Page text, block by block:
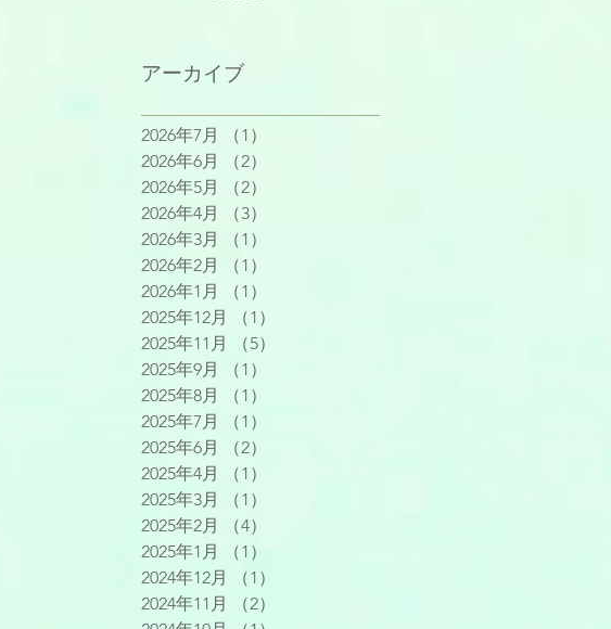
アーカイブ
2026年7月 （1）
2026年6月
（2）
2026年5月
（2）
2026年4月
（3）
2026年3月
（1）
2026年2月
（1）
2026年1月
（1）
2025年12月
（1）
2025年11月
（5）
2025年9月
（1）
2025年8月
（1）
2025年7月
（1）
2025年6月
（2）
2025年4月
（1）
2025年3月
（1）
2025年2月
（4）
2025年1月
（1）
2024年12月
（1）
2024年11月
（2）